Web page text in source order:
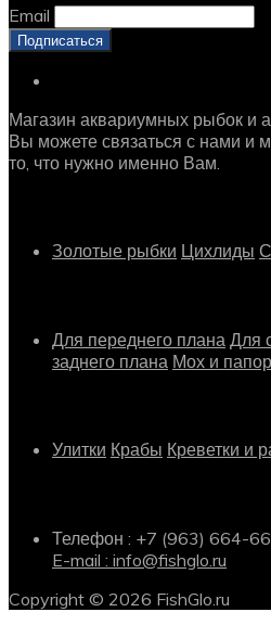
Email
Магазин аквариумных рыбок и
Вы можете связаться с нами
то, что нужно именно Вам.
Золотые рыбки Цихлиды
Для переднего плана Для
заднего плана Мох и
Улитки Крабы Креветки и
Телефон : +7 (963) 664-
E-mail : info@fishglo.ru
Copyright © 2026 FishGlo.ru